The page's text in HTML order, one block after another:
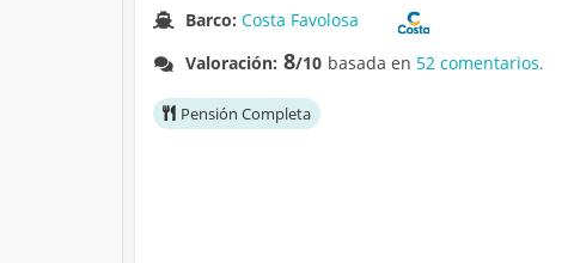
Barco:Costa Favolosa
Valoración: 8/10 basada en 52 comentarios.
Pensión Completa